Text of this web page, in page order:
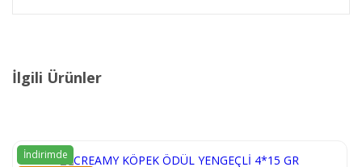
İlgili Ürünler
İndirimde